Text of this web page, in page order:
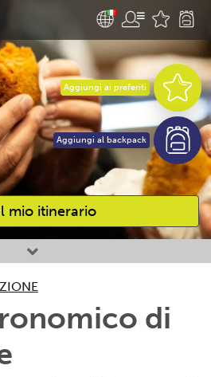
mio itinerario
Aggiungi ai preferiti
Aggiungi al backpack
di